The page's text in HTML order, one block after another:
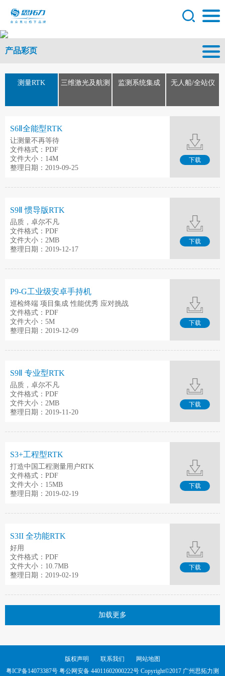
产品彩页
测量RTK 三维激光及航测 监测系统集成 无人船/全站仪
S6Ⅱ全能型RTK
让测量不再等待
文件格式：PDF
文件大小：14M
整理日期：2019-09-25
下载
S9Ⅱ 惯导版RTK
品质，卓尔不凡
文件格式：PDF
文件大小：2MB
整理日期：2019-12-17
下载
P9-G工业级安卓手持机
巡检终端 项目集成 性能优秀 应对挑战
文件格式：PDF
文件大小：5M
整理日期：2019-12-09
下载
S9Ⅱ 专业型RTK
品质，卓尔不凡
文件格式：PDF
文件大小：2MB
整理日期：2019-11-20
下载
S3+工程型RTK
打造中国工程测量用户RTK
文件格式：PDF
文件大小：15MB
整理日期：2019-02-19
下载
S3II 全功能RTK
好用
文件格式：PDF
文件大小：10.7MB
整理日期：2019-02-19
下载
加载更多
版权声明 联系我们
网站地图
粤ICP备14073387号 粤公网安备 44011602000222号 Copyright©2017 广州思拓力测